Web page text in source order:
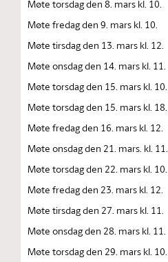
Møte torsdag den 8. mars kl. 10.
Møte fredag den 9. mars kl. 10.
Møte tirsdag den 13. mars kl. 12.
Møte onsdag den 14. mars kl. 11.
Møte torsdag den 15. mars kl. 10.
Møte torsdag den 15. mars kl. 18.
Møte fredag den 16. mars kl. 12.
Møte onsdag den 21. mars. kl. 11.
Møte torsdag den 22. mars kl. 10.
Møte fredag den 23. mars kl. 12.
Møte tirsdag den 27. mars kl. 11.
Møte onsdag den 28. mars kl. 11.
Møte torsdag den 29. mars kl. 10.